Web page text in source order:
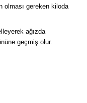
olması gereken kiloda
ağızda
geçmiş olur.